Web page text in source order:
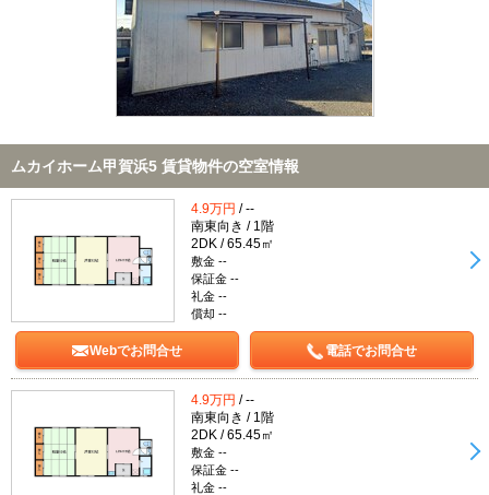
TOP
ムカイホーム甲賀浜5 賃貸物件の空室情報
4.9万円 / --
南東向き / 1階
2DK / 65.45㎡
敷金 --
保証金 --
礼金 --
償却 --
Webでお問合せ 電話でお問合せ
4.9万円 / --
南東向き / 1階
2DK / 65.45㎡
敷金 --
保証金 --
礼金 --